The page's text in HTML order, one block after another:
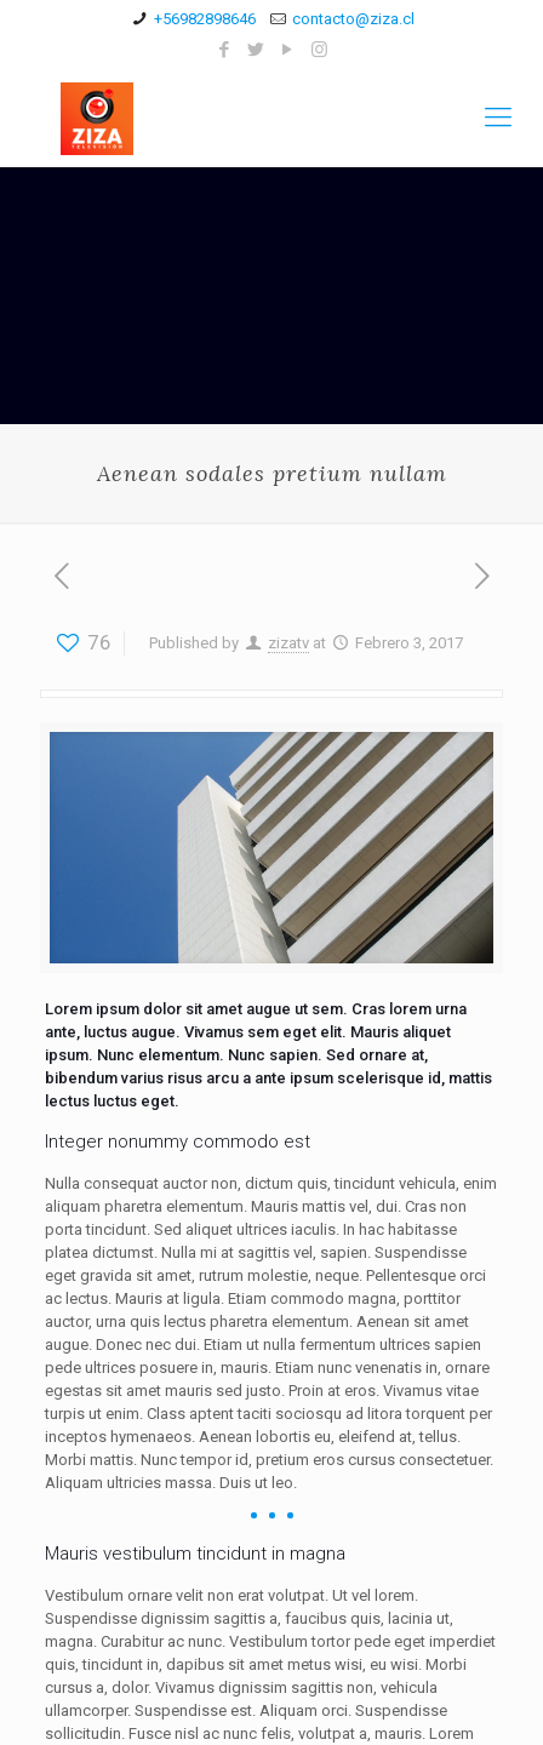
+56982898646 contacto@ziza.cl
Aenean sodales pretium nullam
76 Published by zizatv at Febrero 3, 2017
Lorem ipsum dolor sit amet augue ut sem. Cras lorem urna
ante, luctus augue. Vivamus sem eget elit. Mauris aliquet
ipsum. Nunc elementum. Nunc sapien. Sed ornare at,
bibendum varius risus arcu a ante ipsum scelerisque id, mattis
lectus luctus eget.
Integer nonummy commodo est
Nulla consequat auctor non, dictum quis, tincidunt vehicula, enim
aliquam pharetra elementum. Mauris mattis vel, dui. Cras non
porta tincidunt. Sed aliquet ultrices iaculis. In hac habitasse
platea dictumst. Nulla mi at sagittis vel, sapien. Suspendisse
eget gravida sit amet, rutrum molestie, neque. Pellentesque orci
ac lectus. Mauris at ligula. Etiam commodo magna, porttitor
auctor, urna quis lectus pharetra elementum. Aenean sit amet
augue. Donec nec dui. Etiam ut nulla fermentum ultrices sapien
pede ultrices posuere in, mauris. Etiam nunc venenatis in, ornare
egestas sit amet mauris sed justo. Proin at eros. Vivamus vitae
turpis ut enim. Class aptent taciti sociosqu ad litora torquent per
inceptos hymenaeos. Aenean lobortis eu, eleifend at, tellus.
Morbi mattis. Nunc tempor id, pretium eros cursus consectetuer.
Aliquam ultricies massa. Duis ut leo.
Mauris vestibulum tincidunt in magna
Vestibulum ornare velit non erat volutpat. Ut vel lorem.
Suspendisse dignissim sagittis a, faucibus quis, lacinia ut,
magna. Curabitur ac nunc. Vestibulum tortor pede eget imperdiet
quis, tincidunt in, dapibus sit amet metus wisi, eu wisi. Morbi
cursus a, dolor. Vivamus dignissim sagittis non, vehicula
ullamcorper. Suspendisse est. Aliquam orci. Suspendisse
sollicitudin. Fusce nisl ac nunc felis, volutpat a, mauris. Lorem